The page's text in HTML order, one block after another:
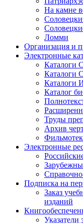
На камне
Ломми
Организация и
Электронные
Каталоги
Каталоги
Каталоги
Каталог
Труды
Архив
Электронные
Подписка на
Заказ
изданий
Указатели